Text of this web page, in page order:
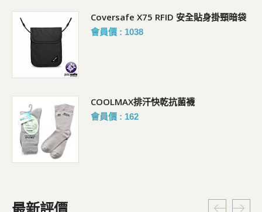
Coversafe X75 RFID 安全貼身掛頸暗袋
會員價 : 1038
COOLMAX排汗快乾抗菌襪
會員價 : 162
最新評價